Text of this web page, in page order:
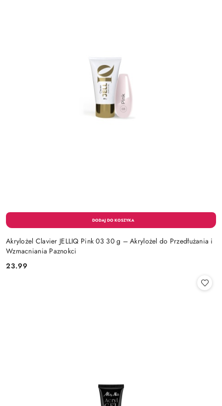
Akrylożel Clavier JELLIQ Pink 03 30 g – Akrylożel do Przedłużania i
Wzmacniania Paznokci
Cena:
23.99